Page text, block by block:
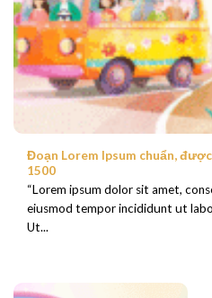
Đoạn Lorem Ipsum chuẩn,
1500
“Lorem ipsum dolor sit amet,
eiusmod tempor incididunt ut
Ut...